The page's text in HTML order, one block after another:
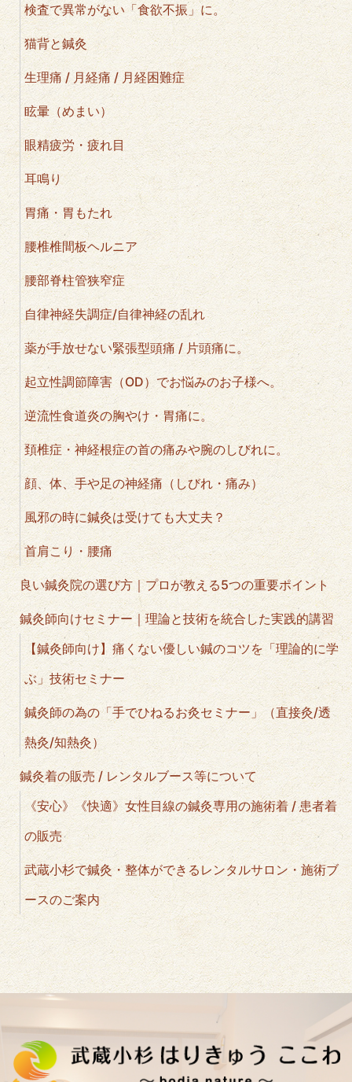
検査で異常がない「食欲不振」に。
猫背と鍼灸
生理痛 / 月経痛 / 月経困難症
眩暈（めまい）
眼精疲労・疲れ目
耳鳴り
胃痛・胃もたれ
腰椎椎間板ヘルニア
腰部脊柱管狭窄症
自律神経失調症/自律神経の乱れ
薬が手放せない緊張型頭痛 / 片頭痛に。
起立性調節障害（OD）でお悩みのお子様へ。
逆流性食道炎の胸やけ・胃痛に。
頚椎症・神経根症の首の痛みや腕のしびれに。
顔、体、手や足の神経痛（しびれ・痛み）
風邪の時に鍼灸は受けても大丈夫？
首肩こり・腰痛
良い鍼灸院の選び方｜プロが教える5つの重要ポイント
鍼灸師向けセミナー｜理論と技術を統合した実践的講習
【鍼灸師向け】痛くない優しい鍼のコツを「理論的に学
ぶ」技術セミナー
鍼灸師の為の「手でひねるお灸セミナー」（直接灸/透
熱灸/知熱灸）
鍼灸着の販売 / レンタルブース等について
《安心》《快適》女性目線の鍼灸専用の施術着 / 患者着
の販売
武蔵小杉で鍼灸・整体ができるレンタルサロン・施術ブ
ースのご案内